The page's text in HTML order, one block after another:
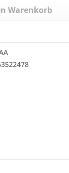
Warenkorb